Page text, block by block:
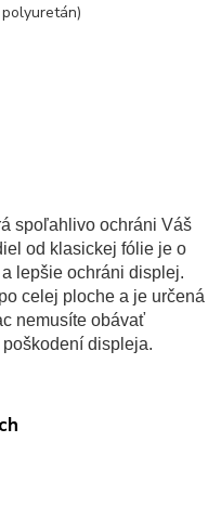
spoľahlivo ochráni Váš
od klasickej fólie je o
lepšie ochráni displej.
celej ploche a je určená
nemusíte obávať
displeja.